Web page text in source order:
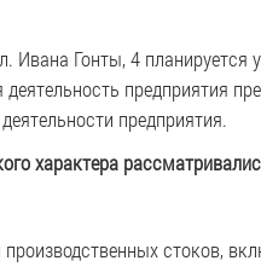
Гонты, 4 планируется
предприятия
предприятия.
характера
стоков,